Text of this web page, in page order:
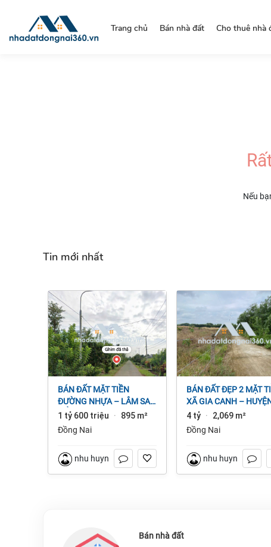
Trang chủ Bán nhà đất Cho thuê nhà
Nếu
Tin mới nhất
BÁN ĐẤT MẶT TIỀN
ĐƯỜNG NHỰA – LÂM SAN
CẨM MỸ, ĐỒNG NAI.
1 tỷ 600 triệu · 895 m²
Đồng Nai
nhu huynh
BÁN ĐẤT ĐẸP 2 MẶT TIỀN
XÃ GIA CANH –
ĐỊNH QUÁN – ĐỒNG
dt 2.069m² 4 tỷ
4 tỷ · 2,069 m²
Đồng Nai
nhu huynh
Bán nhà đất